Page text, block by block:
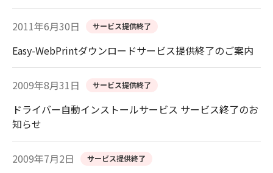
2011年6月30日 サービス提供終了
Easy-WebPrintダウンロードサービス提供終了のご案内
2009年8月31日 サービス提供終了
ドライバー自動インストールサービス サービス終了のお
知らせ
2009年7月2日 サービス提供終了